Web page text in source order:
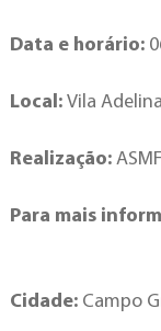
Data e horário:
Local: Vila Adelina
Realização:
Para mais
Cidade: Campo